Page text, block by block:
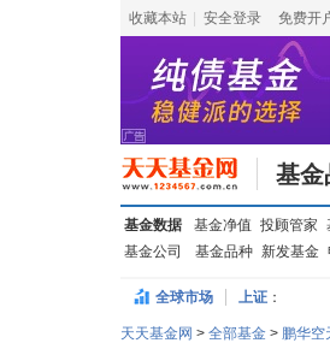
收藏本站 安全登录 免费开
基金
基金数据 基金净值 投顾管家
基金公司
基金品种 新发基金
全球市场 上证：
天天基金网 > 全部基金 > 鹏华空